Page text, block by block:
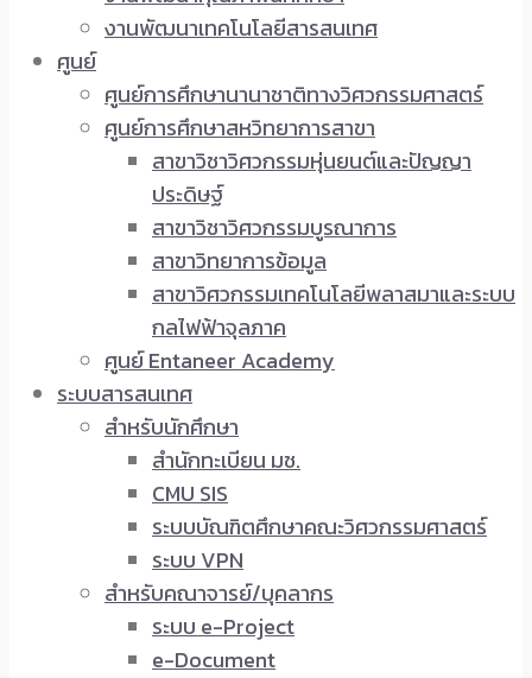
งานพัฒนาเทคโนโลยีสารสนเทศ
ศูนย์
ศูนย์การศึกษานานาชาติทางวิศวกรรมศาสตร์
ศูนย์การศึกษาสหวิทยาการสาขา
สาขาวิชาวิศวกรรมหุ่นยนต์และปัญญา
ประดิษฐ์
สาขาวิชาวิศวกรรมบูรณาการ
สาขาวิทยาการข้อมูล
สาขาวิศวกรรมเทคโนโลยีพลาสมาและระบบ
กลไฟฟ้าจุลภาค
ศูนย์ Entaneer Academy
ระบบสารสนเทศ
สำหรับนักศึกษา
สำนักทะเบียน มช.
CMU SIS
ระบบบัณฑิตศึกษาคณะวิศวกรรมศาสตร์
ระบบ VPN
สำหรับคณาจารย์/บุคลากร
ระบบ e-Project
e-Document